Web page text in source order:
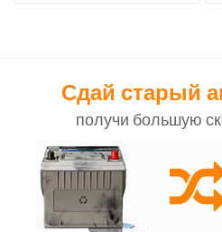
Сдай старый
получи большую